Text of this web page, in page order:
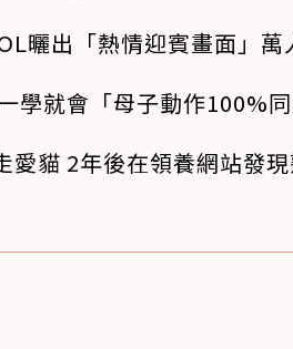
曬出「熱情迎賓畫面」萬
學就會「母子動作100%
愛貓 2年後在領養網站發